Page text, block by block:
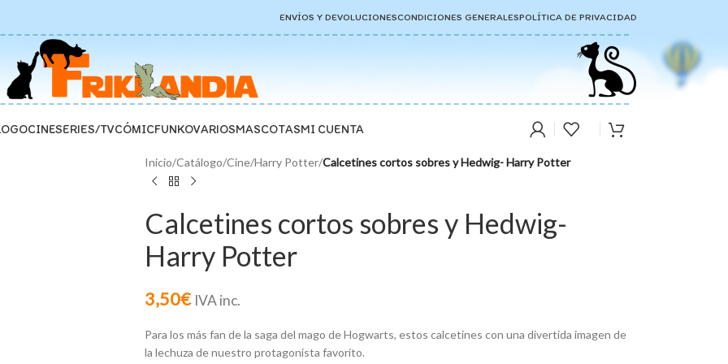
ENVÍOS Y DEVOLUCIONESCONDICIONES GENERALESPOLÍTICA DE PRIVACIDAD
CINESERIES/TVCÓMICFUNKOVARIOSMASCOTASMI CUENTA
Inicio/Catálogo/Cine/Harry Potter/Calcetines cortos sobres y Hedwig- Harry Potter
Calcetines cortos sobres y Hedwig-
Harry Potter
3,50€ IVA inc.
Para los más fan de la saga del mago de Hogwarts, estos calcetines con una divertida imagen de
la lechuza de nuestro protagonista favorito.